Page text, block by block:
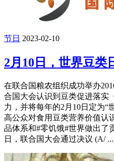
节日 2023-02-10
2月10日，世界豆类
在联合国粮农组织成功举办
合国大会认识到豆类促进落实
力，并将每年的2月10日定为“
高公众对食用豆类营养价值认
品体系和#零饥饿#世界做出了
日，联合国大会通过决议 (A/ ...